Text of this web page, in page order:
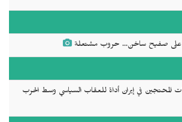
على صفيح ساخن... حروب مشتعلة
المحتجين في إيران أداة للعقاب السياسي وسط الحرب